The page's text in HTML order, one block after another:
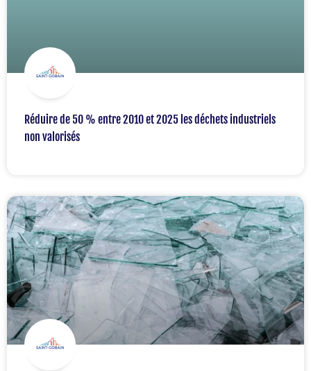
Réduire de 50 % entre 2010 et 2025 les déchets industriels
non valorisés